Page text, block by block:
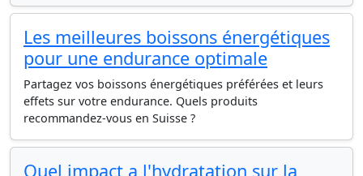
Les meilleures boissons énergétiques
pour une endurance optimale
Partagez vos boissons énergétiques préférées et leurs
effets sur votre endurance. Quels produits
recommandez-vous en Suisse ?
Quel impact a l'hydratation sur la